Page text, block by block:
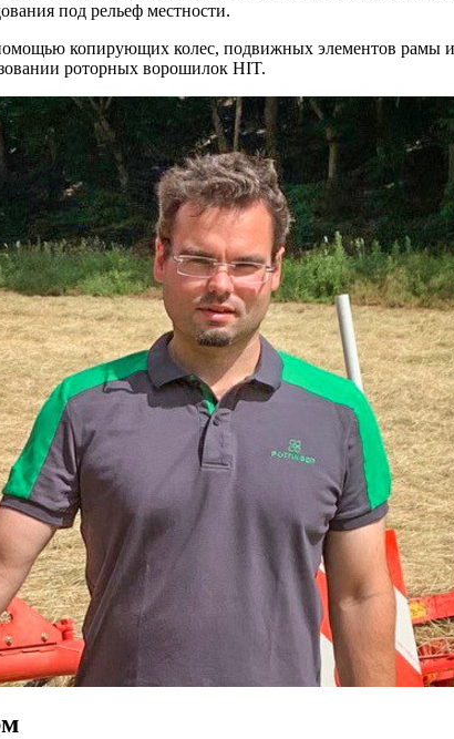
под рельеф местности.
копирующих колес, подвижных элементов
роторных ворошилок HIT.